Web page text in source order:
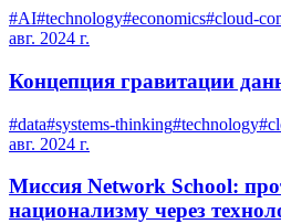
#AI#technology#economics#cloud-
авг. 2024 г.
Концепция гравитации
#data#systems-thinking#technology#
авг. 2024 г.
Миссия Network School:
национализму через